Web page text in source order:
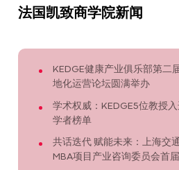
法国凯致商学院新闻
KEDGE健康产业俱乐部第二
地化运营论坛圆满举办
学术权威：KEDGE5位教授
学者榜单
共话迭代 赋能未来：上海交
MBA项目产业咨询委员会首